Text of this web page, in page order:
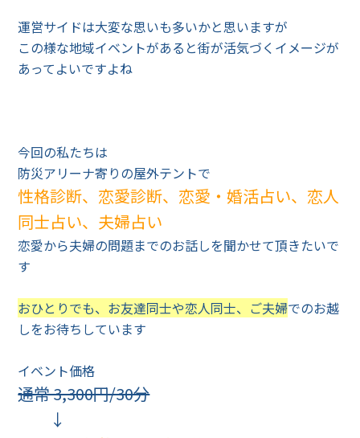
運営サイドは大変な思いも多いかと思いますが
この様な地域イベントがあると街が活気づくイメージが
あってよいですよね
今回の私たちは
防災アリーナ寄りの屋外テントで
性格診断、恋愛診断、恋愛・婚活占い、恋人
同士占い、夫婦占い
恋愛から夫婦の問題までのお話しを聞かせて頂きたいで
す
おひとりでも、お友達同士や恋人同士、ご夫婦でのお越
しをお待ちしています
イベント価格
通常 3,300円/30分
↓